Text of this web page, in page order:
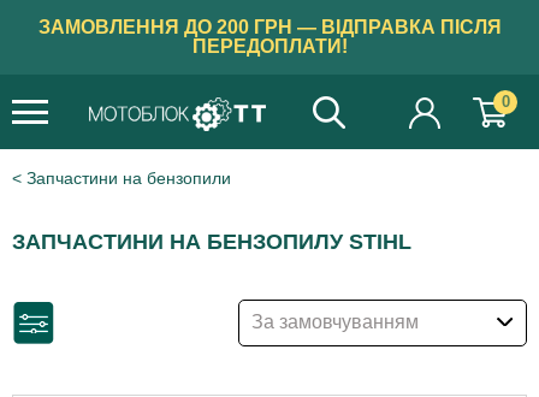
ЗАМОВЛЕННЯ ДО 200 ГРН — ВІДПРАВКА ПІСЛЯ
ПЕРЕДОПЛАТИ!
0
Запчастини на бензопили
ЗАПЧАСТИНИ НА БЕНЗОПИЛУ STIHL
За замовчуванням